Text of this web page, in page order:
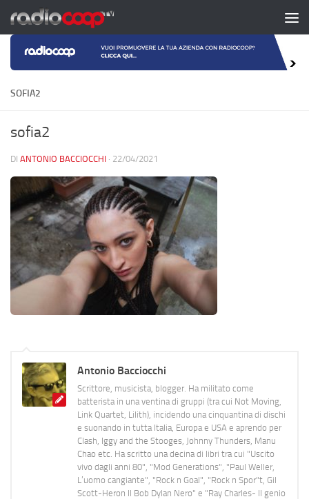
Salta al contenuto
SOFIA2
sofia2
DI ANTONIO BACCIOCCHI · 22/04/2021
Antonio Bacciocchi
Scrittore, musicista, blogger. Ha militato come
batterista in una ventina di gruppi (tra cui Not Moving,
Link Quartet, Lilith), incidendo una cinquantina di dischi
e suonando in tutta Italia, Europa e USA e aprendo per
Clash, Iggy and the Stooges, Johnny Thunders, Manu
Chao etc. Ha scritto una decina di libri tra cui "Uscito
vivo dagli anni 80", "Mod Generations", "Paul Weller,
L’uomo cangiante", "Rock n Goal", "Rock n Spor"t, Gil
Scott-Heron Il Bob Dylan Nero" e "Ray Charles- Il genio